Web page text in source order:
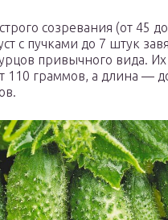
созревания (от 45
с пучками до 7 штук
привычного вида. Их
110 граммов, а длина —